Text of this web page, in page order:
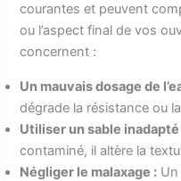
courantes et peuvent
ou l’aspect final de vos
concernent :
Un mauvais dosage de
dégrade la résistance ou
Utiliser un sable inadapté
contaminé, il altère la
Négliger le malaxage :